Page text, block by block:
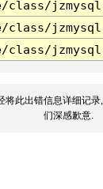
class/
class/
class/
将此出错信息详细记
们深感歉意.